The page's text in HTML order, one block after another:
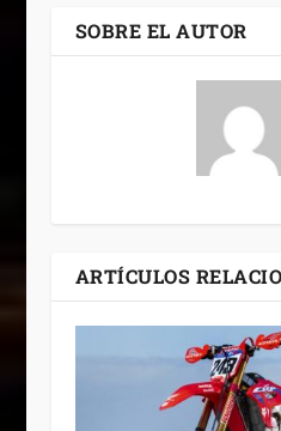
SOBRE EL AUTOR
ARTÍCULOS